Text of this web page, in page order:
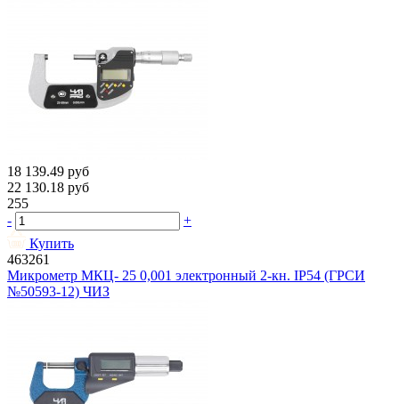
18 139.49 руб
22 130.18 руб
255
-
+
Купить
463261
Микрометр МКЦ- 25 0,001 электронный 2-кн. IP54 (ГРСИ
№50593-12) ЧИЗ